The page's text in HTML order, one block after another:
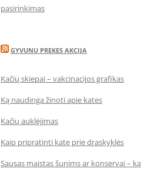
pasirinkimas
GYVUNU PREKES AKCIJA
Kačių skiepai – vakcinacijos grafikas
Ką naudinga žinoti apie kates
Kačių auklėjimas
Kaip pripratinti katę prie draskyklės
Sausas maistas šunims ar konservai – ką